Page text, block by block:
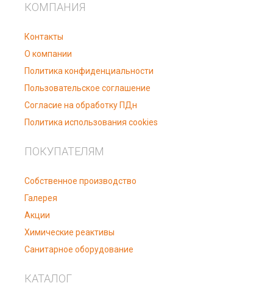
КОМПАНИЯ
Контакты
О компании
Политика конфиденциальности
Пользовательское соглашение
Согласие на обработку ПДн
Политика использования cookies
ПОКУПАТЕЛЯМ
Собственное производство
Галерея
Акции
Химические реактивы
Санитарное оборудование
КАТАЛОГ